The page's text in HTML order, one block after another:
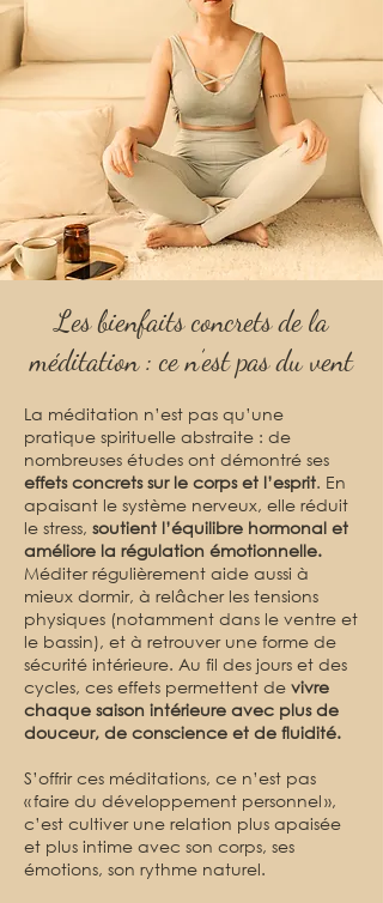
Les bienfaits concrets de la
méditation : ce n’est pas du vent
La méditation n’est pas qu’une
pratique spirituelle abstraite : de
nombreuses études ont démontré ses
effets concrets sur le corps et l’esprit. En
apaisant le système nerveux, elle réduit
le stress, soutient l’équilibre hormonal et
améliore la régulation émotionnelle.
Méditer régulièrement aide aussi à
mieux dormir, à relâcher les tensions
physiques (notamment dans le ventre et
le bassin), et à retrouver une forme de
sécurité intérieure. Au fil des jours et des
cycles, ces effets permettent de vivre
chaque saison intérieure avec plus de
douceur, de conscience et de fluidité.
S’offrir ces méditations, ce n’est pas
« faire du développement personnel »,
c’est cultiver une relation plus apaisée
et plus intime avec son corps, ses
émotions, son rythme naturel.